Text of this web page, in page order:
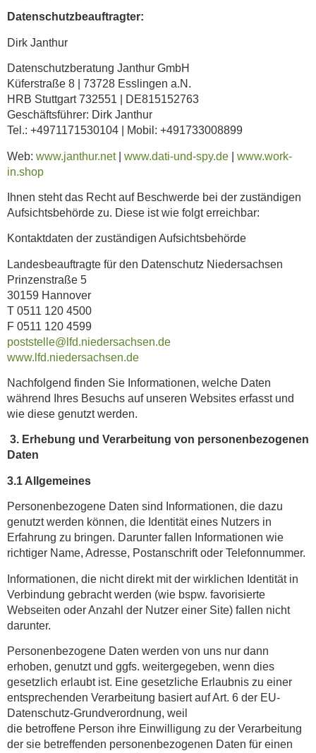
Datenschutzbeauftragter:
Dirk Janthur
Datenschutzberatung Janthur GmbH
Küferstraße 8 | 73728 Esslingen a.N.
HRB Stuttgart 732551 | DE815152763
Geschäftsführer: Dirk Janthur
Tel.: +4971171530104 | Mobil: +491733008899
Web: www.janthur.net| www.dati-und-spy.de
www.work-
in.shop
Ihnen steht das Recht auf Beschwerde bei der zuständigen
Aufsichtsbehörde zu. Diese ist wie folgt erreichbar:
Kontaktdaten der zuständigen Aufsichtsbehörde
Landesbeauftragte für den Datenschutz Niedersachsen
Prinzenstraße 5
30159 Hannover
T 0511 120 4500
F 0511 120 4599
poststelle@lfd.niedersachsen.de
www.lfd.niedersachsen.de
Nachfolgend finden Sie Informationen, welche Daten
während Ihres Besuchs auf unseren Websites erfasst und
wie diese genutzt werden.
3. Erhebung und Verarbeitung von personenbezogenen
Daten
3.1 Allgemeines
Personenbezogene Daten sind Informationen, die dazu
genutzt werden können, die Identität eines Nutzers in
Erfahrung zu bringen. Darunter fallen Informationen wie
richtiger Name, Adresse, Postanschrift oder Telefonnummer.
Informationen, die nicht direkt mit der wirklichen Identität in
Verbindung gebracht werden (wie bspw. favorisierte
Webseiten oder Anzahl der Nutzer einer Site) fallen nicht
darunter.
Personenbezogene Daten werden von uns nur dann
erhoben, genutzt und ggfs. weitergegeben, wenn dies
gesetzlich erlaubt ist. Eine gesetzliche Erlaubnis zu einer
entsprechenden Verarbeitung basiert auf Art. 6 der EU-
Datenschutz-Grundverordnung, weil
die betroffene Person ihre Einwilligung zu der Verarbeitung
der sie betreffenden personenbezogenen Daten für einen